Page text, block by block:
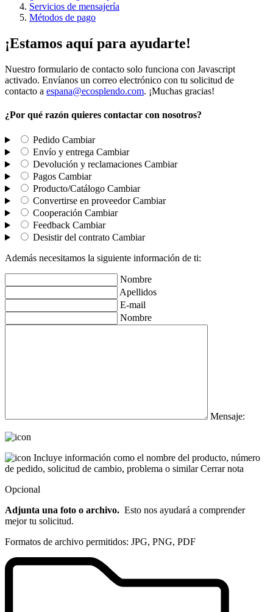
Servicios de mensajería
Métodos de pago
¡Estamos aquí para ayudarte!
Nuestro formulario de contacto solo funciona con Javascript
activado. Envíanos un correo electrónico con tu solicitud de
contacto a espana@ecosplendo.com. ¡Muchas gracias!
¿Por qué razón quieres contactar con nosotros?
Pedido Cambiar
Envío y entrega Cambiar
Devolución y reclamaciones Cambiar
Pagos Cambiar
Producto/Catálogo Cambiar
Convertirse en proveedor Cambiar
Cooperación Cambiar
Feedback Cambiar
Desistir del contrato Cambiar
Además necesitamos la siguiente información de ti:
Nombre
Apellidos
E-mail
Nombre
Mensaje:
Incluye información como el nombre del producto, número
de pedido, solicitud de cambio, problema o similar Cerrar nota
Opcional
Adjunta una foto o archivo. Esto nos ayudará a comprender
mejor tu solicitud.
Formatos de archivo permitidos: JPG, PNG, PDF